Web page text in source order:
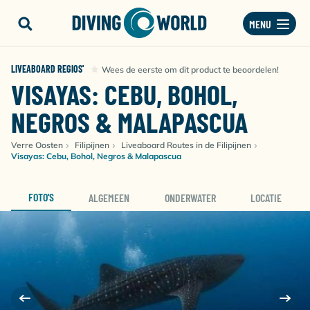
MENU
LIVEABOARD REGIOS' Wees de eerste om dit product te beoordelen!
VISAYAS: CEBU, BOHOL,
NEGROS & MALAPASCUA
Verre Oosten Filipijnen
Liveaboard Routes in de Filipijnen
Visayas: Cebu, Bohol, Negros & Malapascua
FOTO'S ALGEMEEN ONDERWATER LOCATIE